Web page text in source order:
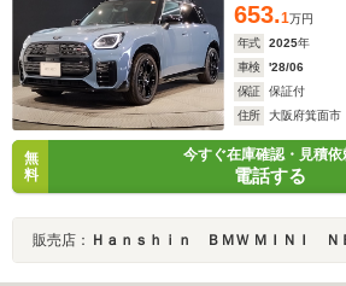
653.1万円
年式
2025年
車検
'28/06
保証
保証付
住所
大阪府箕面市
無
料
今すぐ在庫確認・見積依
電話する
販売店： Ｈａｎｓｈｉｎ ＢＭＷ ＭＩＮＩ Ｎ